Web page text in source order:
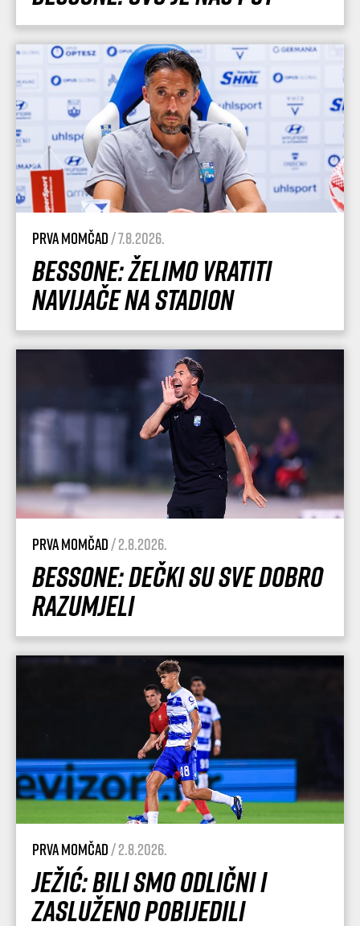
Prva momčad/ 7.8.2026.
Bessone: Želimo vratiti
navijače na stadion
Prva momčad/ 2.8.2026.
Bessone: Dečki su sve dobro
razumjeli
Prva momčad/ 2.8.2026.
Ježić: Bili smo odlični i
zasluženo pobijedili